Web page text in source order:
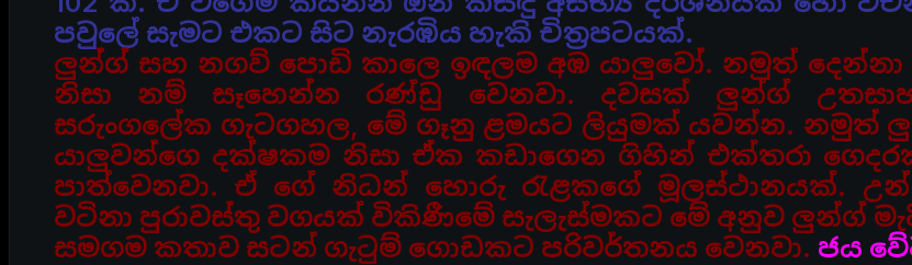
පවුලේ සැමට එකට සිට නැරඹිය හැකි චිත්‍රපටයක්.
ලුන්ග් සහ නගව් පොඩි කාලෙ ඉඳලම අඹ යාලුවෝ. නමුත්
නිසා නම් සෑහෙන්න රණ්ඩු වෙනවා. දවසක් ලුන්ග්
සරුංගලේක ගැටගහල, මේ ගෑනු ළමයට ලියුමක් යවන්න. නමුත්
යාලුවන්ගෙ දක්ෂකම නිසා ඒක කඩාගෙන ගිහින් එක්තරා
පාත්වෙනවා. ඒ ගේ නිධන් හොරු රැළකගේ මූලස්ථානයක්.
වටිනා පුරාවස්තු වගයක් විකිණීමේ සැලැස්මකට මේ අනුව ලුන්ග්
සමගම කතාව සටන් ගැටුම් ගොඩකට පරිවර්තනය වෙනවා. ජය